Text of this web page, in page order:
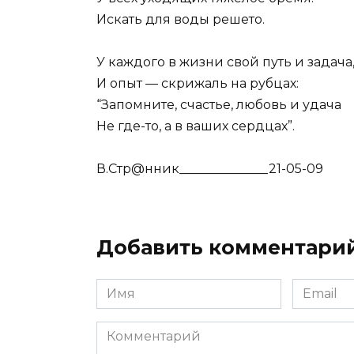
Искать для воды решето.
У каждого в жизни свой путь и задача,
И опыт — скрижаль на рубцах:
“Запомните, счастье, любовь и удача
Не где-то, а в ваших сердцах”.
В.Стр@нник______________21-05-09
Добавить
Имя Email
Комментарий